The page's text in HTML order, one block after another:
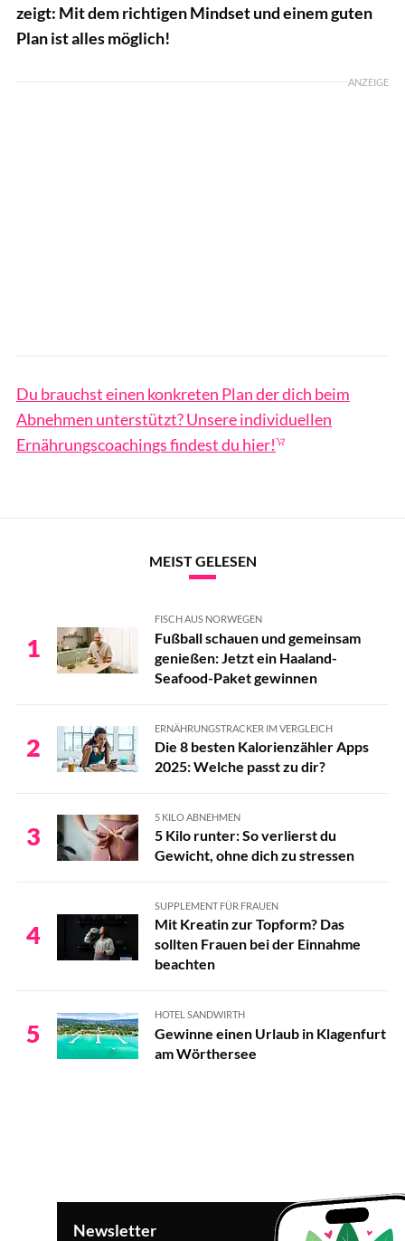
zeigt: Mit dem richtigen Mindset und einem guten
Plan ist alles möglich!
ANZEIGE
Du brauchst einen konkreten Plan der dich beim
Abnehmen unterstützt? Unsere individuellen
Ernährungscoachings findest du hier!
MEIST GELESEN
1
FISCH AUS NORWEGEN
Fußball schauen und gemeinsam
genießen: Jetzt ein Haaland-
Seafood-Paket gewinnen
2
ERNÄHRUNGSTRACKER IM VERGLEICH
Die 8 besten Kalorienzähler Apps
2025: Welche passt zu dir?
3
5 KILO ABNEHMEN
5 Kilo runter: So verlierst du
Gewicht, ohne dich zu stressen
4
SUPPLEMENT FÜR FRAUEN
Mit Kreatin zur Topform? Das
sollten Frauen bei der Einnahme
beachten
5
HOTEL SANDWIRTH
Gewinne einen Urlaub in Klagenfurt
am Wörthersee
Newsletter